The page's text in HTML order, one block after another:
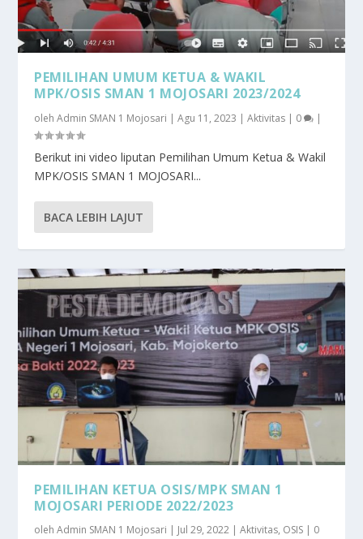
PEMILIHAN UMUM KETUA & WAKIL
MPK/OSIS SMAN 1 MOJOSARI 2023/2024
olehAdmin SMAN 1 Mojosari |Agu 11, 2023 |Aktivitas | 0 |
Berikut ini video liputan Pemilihan Umum Ketua & Wakil
MPK/OSIS SMAN 1 MOJOSARI...
BACA LEBIH LAJUT
PEMILIHAN KETUA OSIS/MPK SMAN 1
MOJOSARI PERIODE 2022/2023
olehAdmin SMAN 1 Mojosari | Jul 29, 2022 |Aktivitas, OSIS | 0